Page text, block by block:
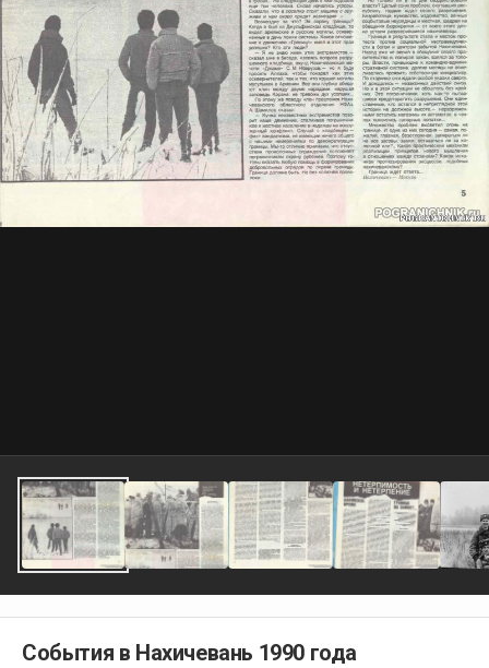
События в Нахичевань 1990 года